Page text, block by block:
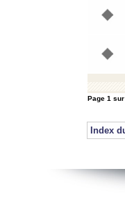
Page 1 sur
Index